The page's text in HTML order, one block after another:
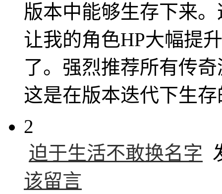
版本中能够生存下来
让我的角色HP大幅提
了。强烈推荐所有传
这是在版本迭代下生
2
迫于生活不敢换名字
该留言